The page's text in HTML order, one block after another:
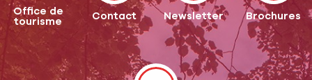
Office de
tourisme
Contact Newsletter Brochures